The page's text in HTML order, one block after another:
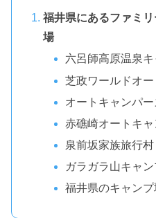
福井県にあるファミ
場
六呂師高原温泉
芝政ワールドオ
オートキャンパー
赤礁崎オートキ
泉前坂家族旅行
ガラガラ山キャ
福井県のキャン